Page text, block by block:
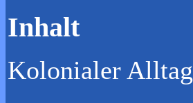
Inhalt
Kolonialer